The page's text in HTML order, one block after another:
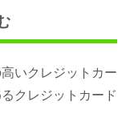
いクレジットカー
クレジットカード